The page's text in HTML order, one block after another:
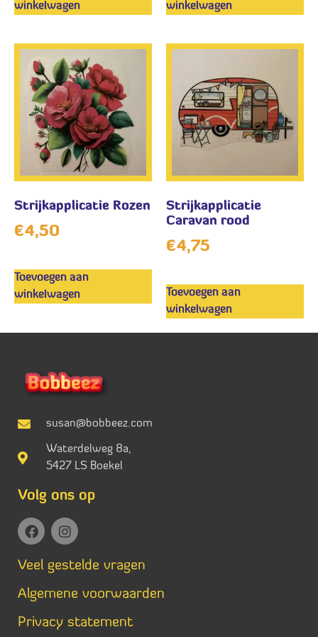
winkelwagen
winkelwagen
Strijkapplicatie Rozen
€4,50
Toevoegen aan
winkelwagen
Strijkapplicatie
Caravan rood
€4,75
Toevoegen aan
winkelwagen
susan@bobbeez.com
Waterdelweg 8a,
5427 LS Boekel
Volg ons op
Veel gestelde vragen
Algemene voorwaarden
Privacy statement